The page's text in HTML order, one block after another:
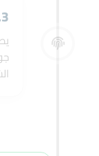
3. المصادقة البيومترية